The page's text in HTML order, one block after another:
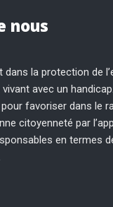
nous
dans la protection de
avec un
favoriser dans le
citoyenneté par
en termes